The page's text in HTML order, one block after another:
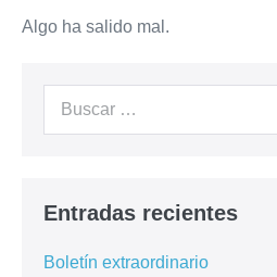
Algo ha salido mal.
Entradas recientes
Boletín extraordinario